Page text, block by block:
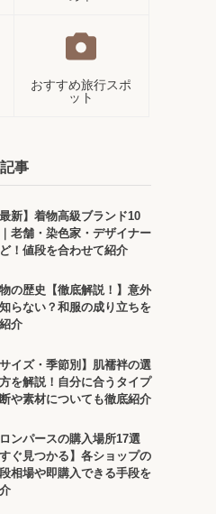
おすすめ旅行スポ
ット
事
最新】着物高級ブランド10
老舗・染色家・デザイナー
！値段を合わせて紹介
の歴史【徹底解説！】意外
らない？和服の成り立ちを
介
サイズ・季節別】肌襦袢の選
を解説！自分に合うタイプ
や素材についても徹底紹介
ンパースの購入場所17選
すぐ見つかる】各ショップの
相場や即購入できる手段を